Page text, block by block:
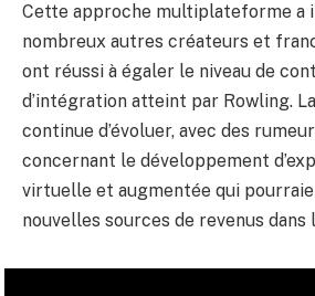
Cette approche multiplateforme a
nombreux autres créateurs et
ont réussi à égaler le niveau de
d’intégration atteint par Rowling.
continue d’évoluer, avec des
concernant le développement
virtuelle et augmentée qui
nouvelles sources de revenus dans